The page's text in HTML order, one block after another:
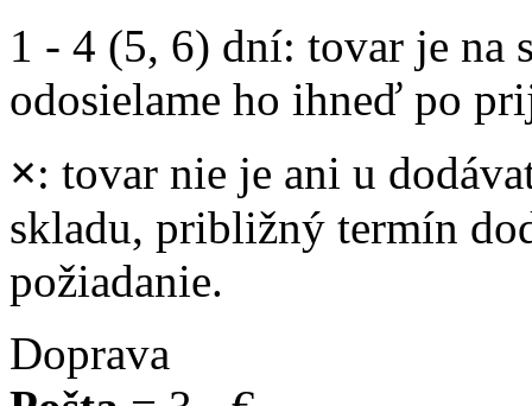
1 - 4 (5, 6) dní: tovar je na
odosielame ho ihneď po
×: tovar nie je ani u
skladu, približný termín
požiadanie.
Doprava